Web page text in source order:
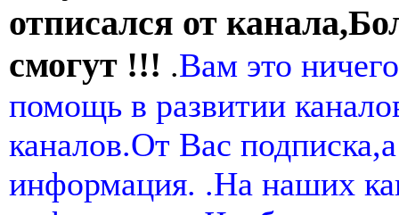
отписался от
смогут !!! .Вам это
помощь в развитии
каналов.От Вас
информация. .На наших